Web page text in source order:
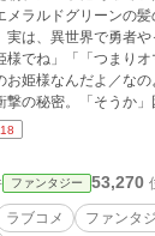
メラルドグリーンの
実は、異世界で勇者
様でね」「「つまり
お姫様なんだよ／な
撃の秘密。「そうか
染（男）。そして迫り
は婚約者の面汚しよぉ
ー本日はお日柄もよく
してオレは、高校を
う。１年後には異世界
ファンタジー 53,270
ラブコメ ファンタ